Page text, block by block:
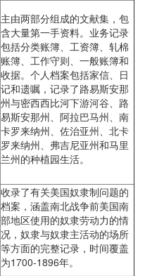
主由两部分组成的文献集，包
含大量第一手资料。业务记录
包括分类账簿、工资簿、轧棉
账簿、工作守则、一般账簿和
收据。个人档案包括家信、日
记和遗嘱，记录了路易斯安那
州与密西西比河下游河谷、路
易斯安那州、阿拉巴马州、南
卡罗来纳州、佐治亚州、北卡
罗来纳州、弗吉尼亚州和马里
兰州的种植园生活。
收录了有关美国奴隶制问题的
档案，涵盖南北战争前美国南
部地区使用的奴隶劳动力的情
况，奴隶与奴隶主活动的场所
等方面的完整记录，时间覆盖
为1700-1896年。